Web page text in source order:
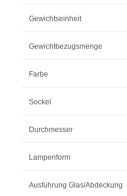
Gewichtseinheit
Gewichtbezugsmenge
Farbe
Sockel
Durchmesser
Lampenform
Ausführung Glas/Abdeckung